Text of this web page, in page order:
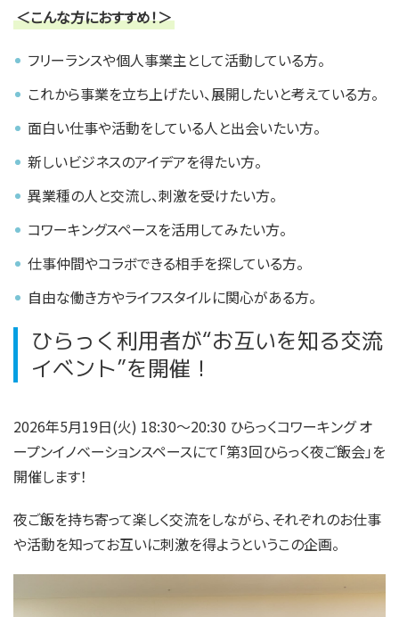
＜こんな方におすすめ！＞
フリーランスや個人事業主として活動している方。
これから事業を立ち上げたい、展開したいと考えている方。
面白い仕事や活動をしている人と出会いたい方。
新しいビジネスのアイデアを得たい方。
異業種の人と交流し、刺激を受けたい方。
コワーキングスペースを活用してみたい方。
仕事仲間やコラボできる相手を探している方。
自由な働き方やライフスタイルに関心がある方。
ひらっく利用者が“お互いを知る交流
イベント”を開催！
2026年5月19日(火) 18:30〜20:30 ひらっくコワーキング オ
ープンイノベーションスペースにて「第3回ひらっく夜ご飯会」を
開催します！
夜ご飯を持ち寄って楽しく交流をしながら、それぞれのお仕事
や活動を知ってお互いに刺激を得ようというこの企画。